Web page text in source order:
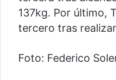
137kg. Por último,
tercero tras
Foto: Federico